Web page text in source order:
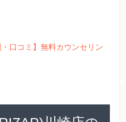
・口コミ】無料カウンセリン